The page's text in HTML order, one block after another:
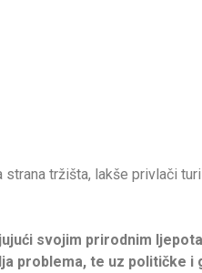
tržišta, lakše privlači
svojim prirodnim
problema, te uz političke